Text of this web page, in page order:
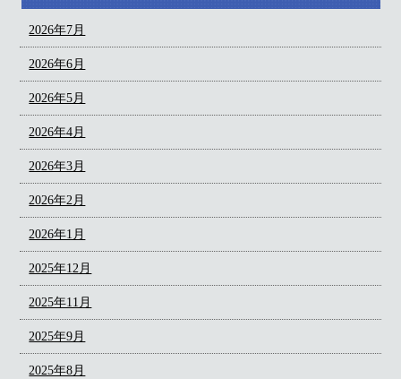
2026年7月
2026年6月
2026年5月
2026年4月
2026年3月
2026年2月
2026年1月
2025年12月
2025年11月
2025年9月
2025年8月